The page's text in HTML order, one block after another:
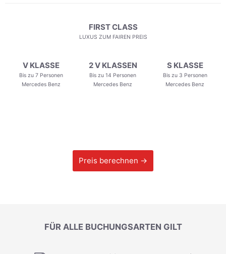
FIRST CLASS
LUXUS ZUM FAIREN PREIS
V KLASSE
Bis zu 7 Personen
Mercedes Benz
2 V KLASSEN
Bis zu 14 Personen
Mercedes Benz
S KLASSE
Bis zu 3 Personen
Mercedes Benz
Preis berechnen →
FÜR ALLE BUCHUNGSARTEN GILT